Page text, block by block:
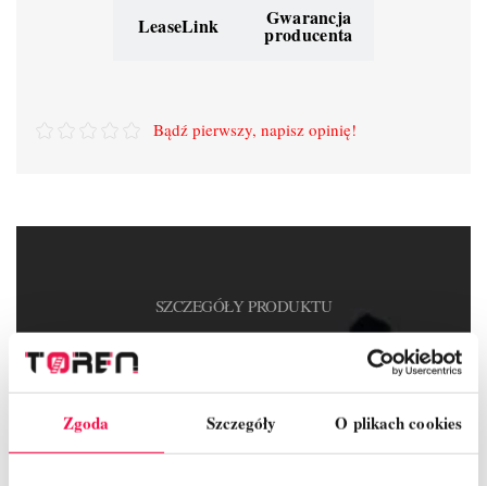
Zgoda Szczegóły O plikach cookies
LeaseLink Gwarancja
producenta
Bądź pierwszy, napisz opinię!
SZCZEGÓŁY PRODUKTU
OPINIE